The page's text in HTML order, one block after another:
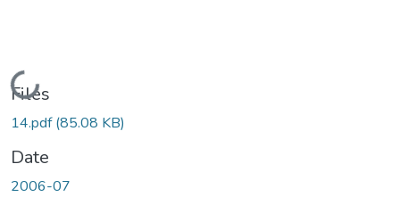
Loading...
Files
14.pdf(85.08 KB)
Date
2006-07